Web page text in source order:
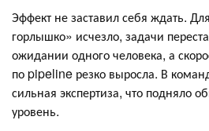
Эффект не заставил себя ждать.
горлышко» исчезло, задачи
ожидании одного человека, а
по pipeline резко выросла. В
сильная экспертиза, что подняло
уровень.